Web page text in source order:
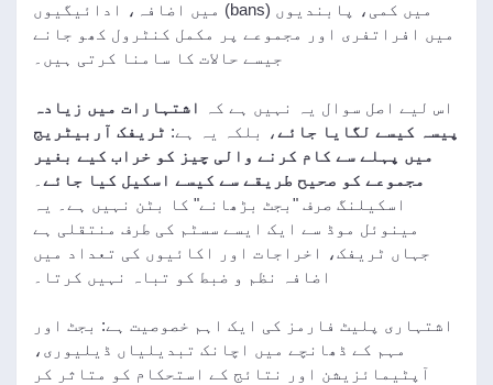
میں کمی، پابندیوں (bans) میں اضافہ، ادائیگیوں
میں افراتفری اور مجموعے پر مکمل کنٹرول کھو جانے
جیسے حالات کا سامنا کرتی ہیں۔
اس لیے اصل سوال یہ نہیں ہے کہ
اشتہارات میں زیادہ
پیسہ کیسے لگایا جائے ، بلکہ یہ ہے: ٹریفک آربیٹریج
میں پہلے سے کام کرنے والی چیز کو خراب کیے بغیر
مجموعے کو صحیح طریقے سے کیسے اسکیل کیا جائے
اسکیلنگ صرف "بجٹ بڑھانے" کا بٹن نہیں ہے۔ یہ
مینوئل موڈ سے ایک ایسے سسٹم کی طرف منتقلی ہے
جہاں ٹریفک، اخراجات اور اکائیوں کی تعداد میں
اضافہ نظم و ضبط کو تباہ نہیں کرتا۔
اشتہاری پلیٹ فارمز کی ایک اہم خصوصیت ہے: بجٹ اور
مہم کے ڈھانچے میں اچانک تبدیلیاں ڈیلیوری،
آپٹیمائزیشن اور نتائج کے استحکام کو متاثر کر